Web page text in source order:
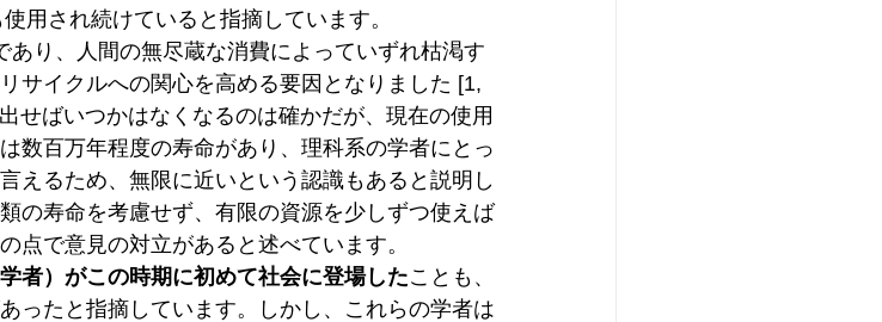
用され続けていると指摘しています。
あり、人間の無尽蔵な消費によっていずれ枯渇す
サイクルへの関心を高める要因となりました [1,
せばいつかはなくなるのは確かだが、現在の使用
数百万年程度の寿命があり、理科系の学者にとっ
えるため、無限に近いという認識もあると説明し
の寿命を考慮せず、有限の資源を少しずつ使えば
点で意見の対立があると述べています。
者）がこの時期に初めて社会に登場したことも、
ったと指摘しています。しかし、これらの学者は